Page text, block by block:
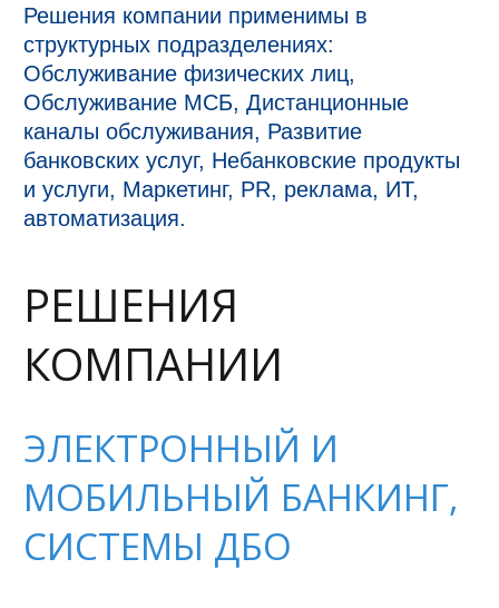
Решения компании применимы в
структурных подразделениях:
Обслуживание физических лиц,
Обслуживание МСБ, Дистанционные
каналы обслуживания, Развитие
банковских услуг, Небанковские продукты
и услуги, Маркетинг, PR, реклама, ИТ,
автоматизация.
РЕШЕНИЯ
КОМПАНИИ
ЭЛЕКТРОННЫЙ И
МОБИЛЬНЫЙ БАНКИНГ,
СИСТЕМЫ ДБО